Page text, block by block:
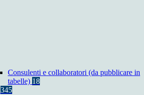
Consulenti e collaboratori (da pubblicare in
tabelle) 18
345